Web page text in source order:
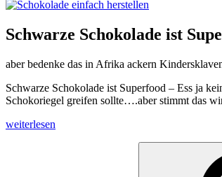
Schwarze Schokolade ist
aber bedenke das in Afrika ackern
Schwarze Schokolade ist Superfood – Ess ja
Schokoriegel greifen sollte….aber stimmt das
„Schwarze
weiterlesen